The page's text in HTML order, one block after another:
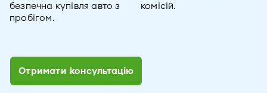
безпечна купівля авто з
пробігом.
комісій.
Отримати консультацію